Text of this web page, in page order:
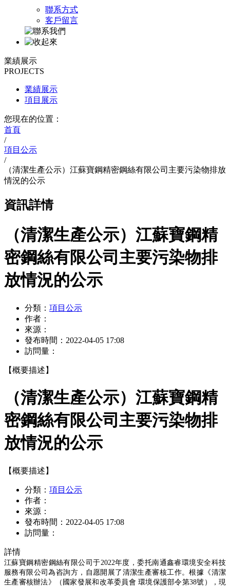
聯系方式
客戶留言
業績展示
PROJECTS
業績展示
項目展示
您現在的位置：
首頁
/
項目公示
/
（清潔生產公示）江蘇寶鋼精密鋼絲有限公司主要污染物排放
情況的公示
資訊詳情
（清潔生產公示）江蘇寶鋼精
密鋼絲有限公司主要污染物排
放情況的公示
分類： 項目公示
作者：
來源：
發布時間： 2022-04-05 17:08
訪問量：
【概要描述】
（清潔生產公示）江蘇寶鋼精
密鋼絲有限公司主要污染物排
放情況的公示
【概要描述】
分類： 項目公示
作者：
來源：
發布時間： 2022-04-05 17:08
訪問量：
詳情
江蘇寶鋼精密鋼絲有限公司于2022年度，委托南通鑫睿環境安全科技
服務有限公司為咨詢方，自愿開展了清潔生產審核工作。根據 《清潔
生產審核辦法》 （ 國家發展和改革委員會 環境保護部令第38號 ），現